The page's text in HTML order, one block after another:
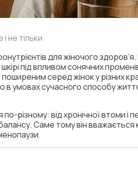
не тільки
для жіночого
під впливом сонячних
серед жінок у різних
в умовах сучасного способу
різному: від хронічної втоми
Саме тому він